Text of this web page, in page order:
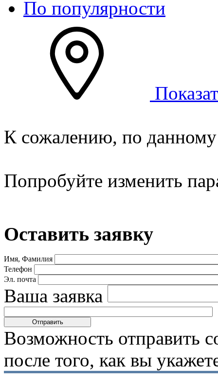
По популярности
К сожалению, по данному
Попробуйте изменить
Оставить заявку
Имя, Фамилия
Телефон
Эл. почта
Ваша заявка
Возможность отправить
после того, как вы